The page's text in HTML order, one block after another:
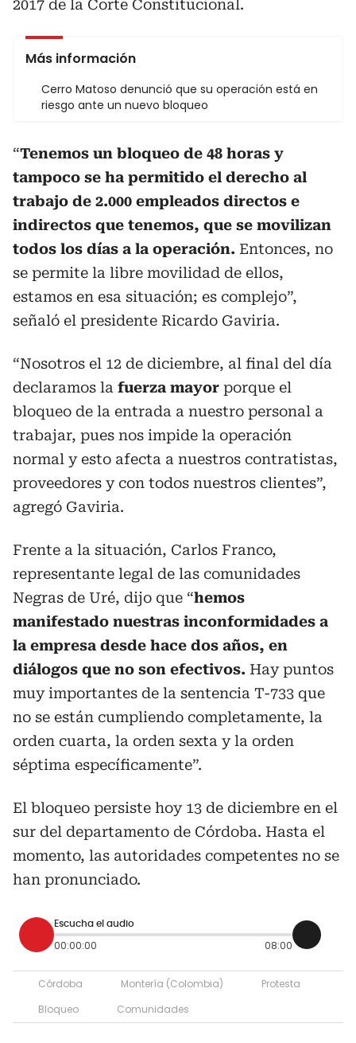
2017 de la Corte Constitucional.
Más información
Cerro Matoso denunció que su operación está en
riesgo ante un nuevo bloqueo
“Tenemos un bloqueo de 48 horas y
tampoco se ha permitido el derecho al
trabajo de 2.000 empleados directos e
indirectos que tenemos, que se movilizan
todos los días a la operación. Entonces, no
se permite la libre movilidad de ellos,
estamos en esa situación; es complejo”,
señaló el presidente Ricardo Gaviria.
“Nosotros el 12 de diciembre, al final del día
declaramos la fuerza mayor porque el
bloqueo de la entrada a nuestro personal a
trabajar, pues nos impide la operación
normal y esto afecta a nuestros contratistas,
proveedores y con todos nuestros clientes”,
agregó Gaviria.
Frente a la situación, Carlos Franco,
representante legal de las comunidades
Negras de Uré, dijo que “hemos
manifestado nuestras inconformidades a
la empresa desde hace dos años, en
diálogos que no son efectivos. Hay puntos
muy importantes de la sentencia T-733 que
no se están cumpliendo completamente, la
orden cuarta, la orden sexta y la orden
séptima específicamente”.
El bloqueo persiste hoy 13 de diciembre en el
sur del departamento de Córdoba. Hasta el
momento, las autoridades competentes no se
han pronunciado.
Escucha el audio
00:00:00 08:00
Córdoba Montería (Colombia)
Protesta
Bloqueo
Comunidades